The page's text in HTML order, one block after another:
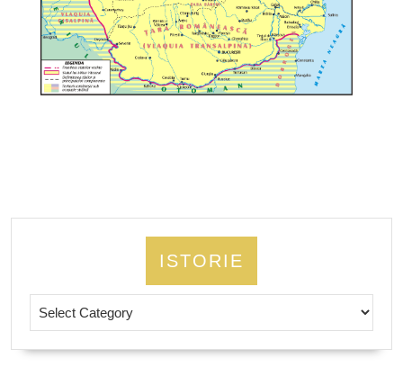
Viteazul
ISTORIE